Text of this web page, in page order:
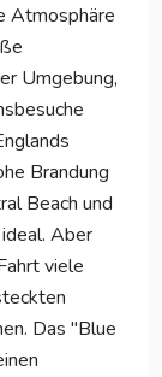
Atmosphäre
Umgebung,
Brandung
Beach und
Aber
viele
Das "Blue